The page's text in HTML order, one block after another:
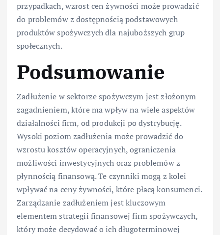
przypadkach, wzrost cen żywności może prowadzić
do problemów z dostępnością podstawowych
produktów spożywczych dla najuboższych grup
społecznych.
Podsumowanie
Zadłużenie w sektorze spożywczym jest złożonym
zagadnieniem, które ma wpływ na wiele aspektów
działalności firm, od produkcji po dystrybucję.
Wysoki poziom zadłużenia może prowadzić do
wzrostu kosztów operacyjnych, ograniczenia
możliwości inwestycyjnych oraz problemów z
płynnością finansową. Te czynniki mogą z kolei
wpływać na ceny żywności, które płacą konsumenci.
Zarządzanie zadłużeniem jest kluczowym
elementem strategii finansowej firm spożywczych,
który może decydować o ich długoterminowej